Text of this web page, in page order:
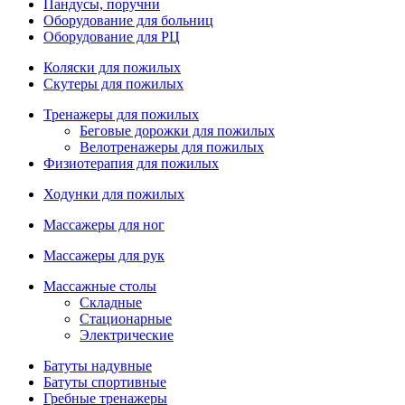
Пандусы, поручни
Оборудование для больниц
Оборудование для РЦ
Коляски для пожилых
Скутеры для пожилых
Тренажеры для пожилых
Беговые дорожки для пожилых
Велотренажеры для пожилых
Физиотерапия для пожилых
Ходунки для пожилых
Массажеры для ног
Массажеры для рук
Массажные столы
Складные
Стационарные
Электрические
Батуты надувные
Батуты спортивные
Гребные тренажеры